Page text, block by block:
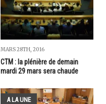
MARS 28TH, 2016
CTM : la plénière de demain
mardi 29 mars sera chaude
A LA UNE